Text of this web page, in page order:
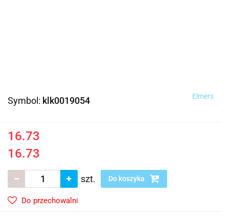
Symbol: klk0019054 Elmers
16.73
16.73
szt. Do koszyka
Do przechowalni